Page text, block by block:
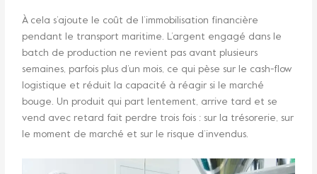
À cela s’ajoute le coût de l’immobilisation financière
pendant le transport maritime. L’argent engagé dans le
batch de production ne revient pas avant plusieurs
semaines, parfois plus d’un mois, ce qui pèse sur le cash-flow
logistique et réduit la capacité à réagir si le marché
bouge. Un produit qui part lentement, arrive tard et se
vend avec retard fait perdre trois fois : sur la trésorerie, sur
le moment de marché et sur le risque d’invendus.